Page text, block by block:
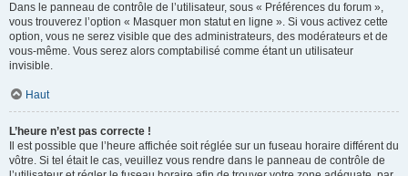
Dans le panneau de contrôle de l’utilisateur, sous « Préférences du forum »,
vous trouverez l’option « Masquer mon statut en ligne ». Si vous activez cette
option, vous ne serez visible que des administrateurs, des modérateurs et de
vous-même. Vous serez alors comptabilisé comme étant un utilisateur
invisible.
Haut
L’heure n’est pas correcte !
Il est possible que l’heure affichée soit réglée sur un fuseau horaire différent du
vôtre. Si tel était le cas, veuillez vous rendre dans le panneau de contrôle de